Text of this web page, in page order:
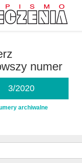
numer
3/2020
archiwalne